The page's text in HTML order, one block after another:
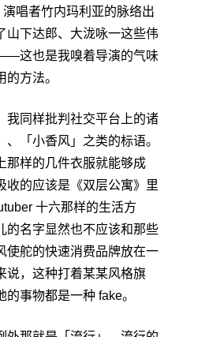
演唱者竹内玛利亚的脉络出
山下达郎、大泷咏一这些伟
这也是我嗅着导演的气味
方法。
我同样批判社交平台上的诸
、「小香风」之类的标语。
那样的几件衣服就能够成
收的应该是《双层公寓》里
十六那样的生活方
的名字显然也不应该和那些
使舵的快速消费品牌放在一
说，这种打着某某风格旗
的事物都是一种 fake。